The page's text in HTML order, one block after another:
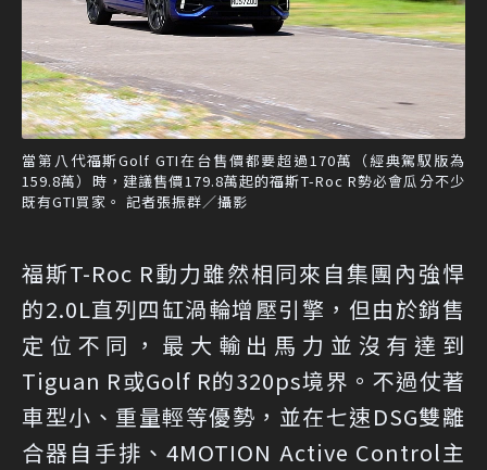
當第八代福斯Golf GTI在台售價都要超過170萬（經典駕馭版為
159.8萬）時，建議售價179.8萬起的福斯T-Roc R勢必會瓜分不少
既有GTI買家。 記者張振群／攝影
福斯T-Roc R動力雖然相同來自集團內強悍
的2.0L直列四缸渦輪增壓引擎，但由於銷售
定位不同，最大輸出馬力並沒有達到
Tiguan R或Golf R的320ps境界。不過仗著
車型小、重量輕等優勢，並在七速DSG雙離
合器自手排、4MOTION Active Control主